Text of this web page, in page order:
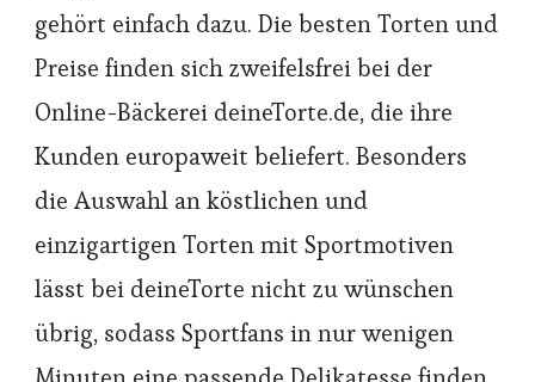
gehört einfach dazu. Die besten Torten und
Preise finden sich zweifelsfrei bei der
Online-Bäckerei deineTorte.de, die ihre
Kunden europaweit beliefert. Besonders
die Auswahl an köstlichen und
einzigartigen Torten mit Sportmotiven
lässt bei deineTorte nicht zu wünschen
übrig, sodass Sportfans in nur wenigen